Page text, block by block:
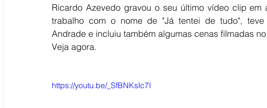
Ricardo Azevedo gravou o seu último vídeo clip
trabalho com o nome de "Já tentei de tudo",
Andrade e incluiu também algumas cenas filmadas
Veja agora.
https://youtu.be/_SfBNKsIc7I